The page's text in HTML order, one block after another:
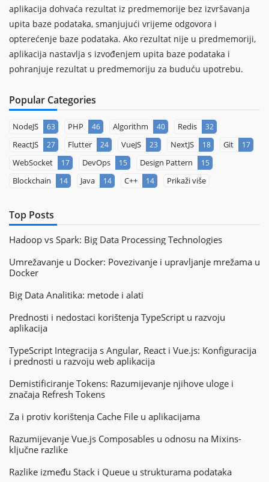
aplikacija dohvaća rezultat iz predmemorije bez izvršavanja
upita baze podataka, smanjujući vrijeme odgovora i
opterećenje baze podataka. Ako rezultat nije u predmemoriji,
aplikacija nastavlja s izvođenjem upita baze podataka i
pohranjuje rezultat u predmemoriju za buduću upotrebu.
Popular Categories
NodeJS 63 PHP 46 Algorithm 40 Redis 32
ReactJS 27 Flutter 24 VueJS 23 NextJS 18 Git 17
WebSocket 17 DevOps 15 Design Pattern 15
Blockchain 14 Java 14 C++ 14 Prikaži više
Top Posts
Hadoop vs Spark: Big Data Processing Technologies
Umrežavanje u Docker: Povezivanje i upravljanje mrežama u
Docker
Big Data Analitika: metode i alati
Prednosti i nedostaci korištenja TypeScript u razvoju
aplikacija
TypeScript Integracija s Angular, React i Vue.js: Konfiguracija
i prednosti u razvoju web aplikacija
Demistificiranje Tokens: Razumijevanje njihove uloge i
značaja Refresh Tokens
Za i protiv korištenja Cache File u aplikacijama
Razumijevanje Vue.js Composables u odnosu na Mixins-
ključne razlike
Razlike između Stack i Queue u strukturama podataka